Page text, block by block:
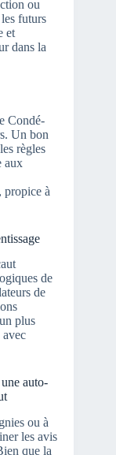
ou
futurs
et
dans la
Condé-
Un bon
règles
aux
propice à
de
de
plus
avec
auto-
ou à
les avis
que la